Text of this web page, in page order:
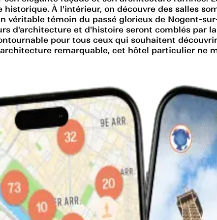
À l'intérieur, on découvre des salles
véritable témoin du passé glorieux de Nogent-
d'architecture et d'histoire seront comblés par
pour tous ceux qui souhaitent
remarquable, cet hôtel particulier ne